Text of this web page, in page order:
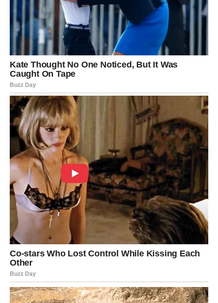
STRELAC
Strelčevi danas osećaju nemir koji ne mogu da objasne.
Sloboda ti je važna, ali danas shvataš da si možda bežao
od odgovornosti prema emocijama. Jedan razgovor ili
unutrašnje priznanje menja tok dana. Do večeras donosiš
odluku koja te vraća na pravi put, čak i ako nije lak.
Sudbina ti danas govori: istina je jedini put ka slobodi.
JARAC
Jarčevi danas nose teret koji drugi ne vide. Odgovornost,
obaveze, očekivanja – sve se danas sabira. Emotivni lom
dolazi onda kada shvatiš da si predugo bio jak za sve,
osim za sebe. Do večeras dolazi trenutak kada moraš da
kažeš „dosta“. I iako ta odluka može biti bolna, ona te
spašava. Sudbina ti danas skida teret sa ramena – ali tek